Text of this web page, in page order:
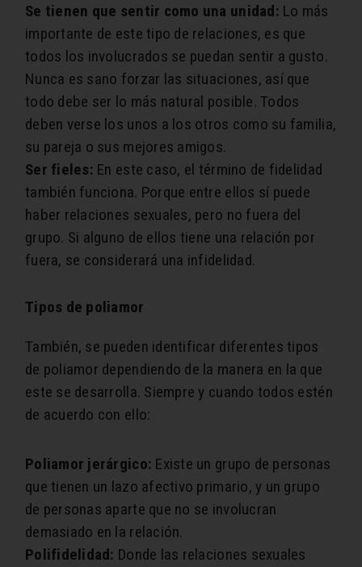
Se tienen que sentir como una unidad: Lo más
importante de este tipo de relaciones, es que
todos los involucrados se puedan sentir a gusto.
Nunca es sano forzar las situaciones, así que
todo debe ser lo más natural posible. Todos
deben verse los unos a los otros como su familia,
su pareja o sus mejores amigos.
Ser fieles: En este caso, el término de fidelidad
también funciona. Porque entre ellos sí puede
haber relaciones sexuales, pero no fuera del
grupo. Si alguno de ellos tiene una relación por
fuera, se considerará una infidelidad.
Tipos de poliamor
También, se pueden identificar diferentes tipos
de poliamor dependiendo de la manera en la que
este se desarrolla. Siempre y cuando todos estén
de acuerdo con ello:
Poliamor jerárgico: Existe un grupo de personas
que tienen un lazo afectivo primario, y un grupo
de personas aparte que no se involucran
demasiado en la relación.
Polifidelidad: Donde las relaciones sexuales